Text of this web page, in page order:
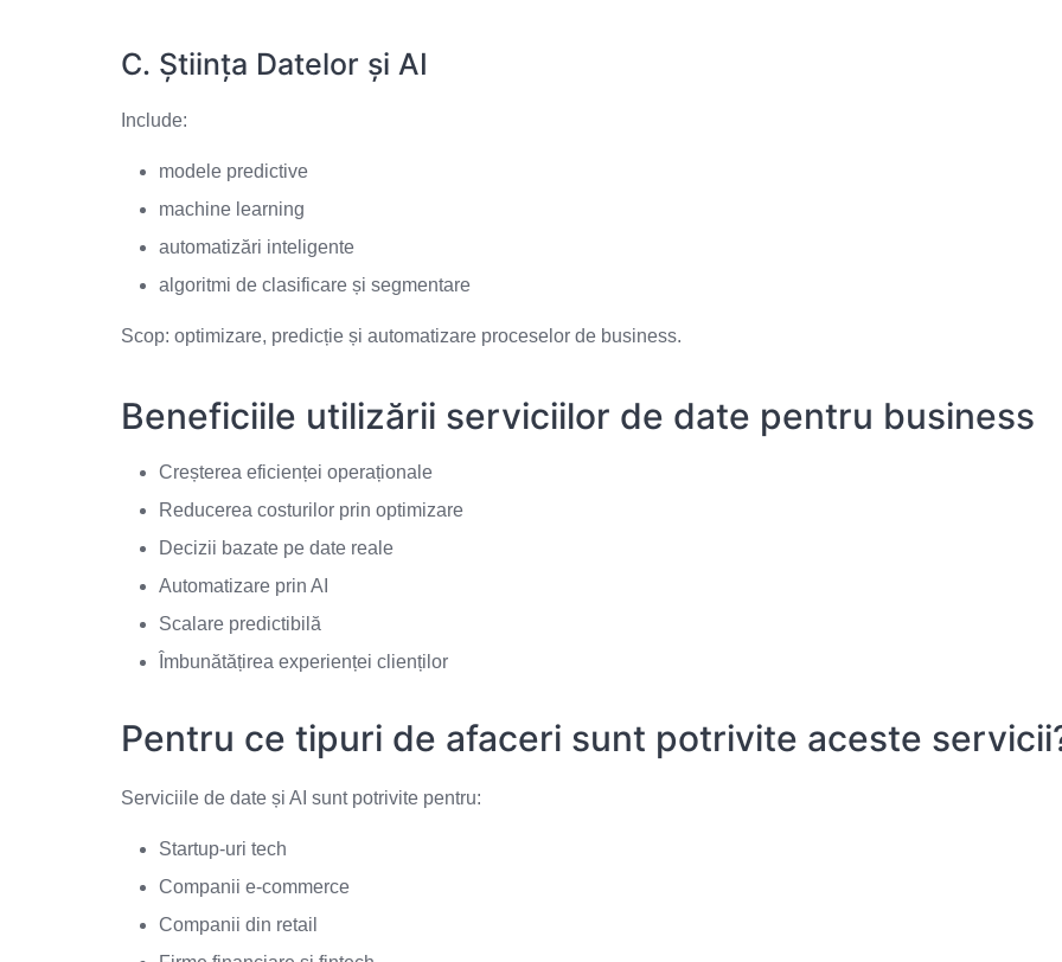
C. Știința Datelor și AI
Include:
modele predictive
machine learning
automatizări inteligente
algoritmi de clasificare și segmentare
Scop: optimizare, predicție și automatizare proceselor de business.
Beneficiile utilizării serviciilor de date pentru business
Creșterea eficienței operaționale
Reducerea costurilor prin optimizare
Decizii bazate pe date reale
Automatizare prin AI
Scalare predictibilă
Îmbunătățirea experienței clienților
Pentru ce tipuri de afaceri sunt potrivite aceste
Serviciile de date și AI sunt potrivite pentru:
Startup-uri tech
Companii e-commerce
Companii din retail